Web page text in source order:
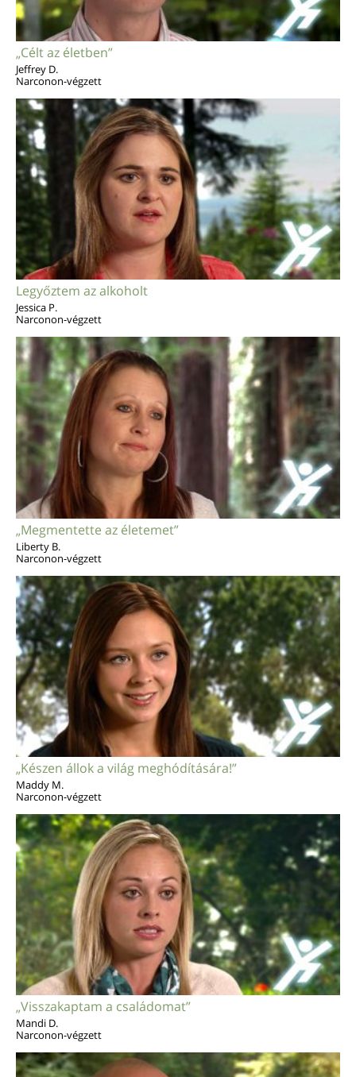
„Célt az életben”
Jeffrey D.
Narconon-végzett
Legyőztem az alkoholt
Jessica P.
Narconon-végzett
„Megmentette az életemet”
Liberty B.
Narconon-végzett
„Készen állok a világ meghódítására!”
Maddy M.
Narconon-végzett
„Visszakaptam a családomat”
Mandi D.
Narconon-végzett